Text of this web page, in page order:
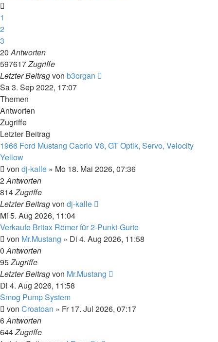
1
2
3
20Antworten
597617Zugriffe
Letzter Beitragvon b3organ
Sa 3. Sep 2022, 17:07
Themen
Antworten
Zugriffe
Letzter Beitrag
1966 Ford Mustang Cabrio V8, GT Optik, Servo, Velocity
Yellow
von dj-kalle » Mo 18. Mai 2026, 07:36
2Antworten
814Zugriffe
Letzter Beitragvon dj-kalle
Mi 5. Aug 2026, 11:04
Verkaufe Britax Römer für 2-Punkt-Gurte
von Mr.Mustang » Di 4. Aug 2026, 11:58
0Antworten
95Zugriffe
Letzter Beitragvon Mr.Mustang
Di 4. Aug 2026, 11:58
Smog Pump System
von Croatoan » Fr 17. Jul 2026, 07:17
6Antworten
644Zugriffe